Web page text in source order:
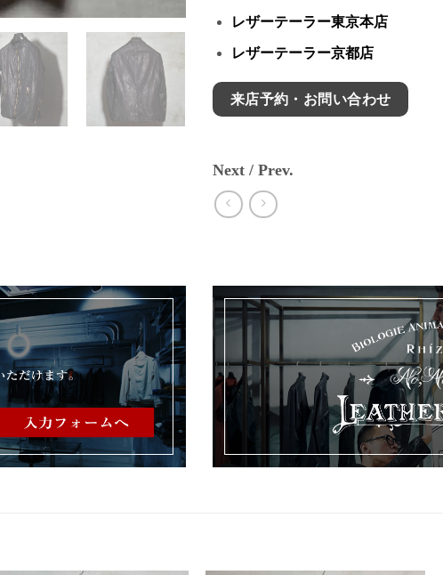
レザーテーラー東京本店
レザーテーラー京都店
来店予約・お問い合わせ
Next / Prev.